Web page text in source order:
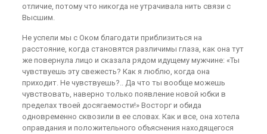
отличие, потому что никогда не утрачивала нить связи с
Высшим.
Не успели мы с Оком благодати приблизиться на
расстояние, когда становятся различимы глаза, как она тут
же повернула лицо и сказала рядом идущему мужчине: «Ты
чувствуешь эту свежесть? Как я люблю, когда она
приходит. Не чувствуешь?.. Да что ты вообще можешь
чувствовать, наверно только появление новой юбки в
пределах твоей досягаемости!» Восторг и обида
одновременно сквозили в ее словах. Как и все, она хотела
оправдания и положительного объяснения находящегося